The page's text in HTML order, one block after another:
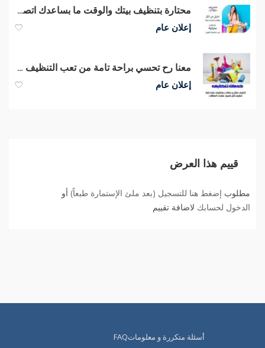
محتارة بتنظيف بيتك والوقت ما بساعدك اتصلي واختاري عاملتك وارتاحي
إعلان عام
معنا رح تحسي براحة تامة من تعب التنظيف و الترتيب وتعزيل بيتك
إعلان عام
قييم هذا العرض
مطلوب إضغط هنا للتسجيل (بعد ملئ الإستمارة طبعاً) أو
الدخول لحسابك لاضافة تقييم
أسئلة متكررة و معلوماتFAQ